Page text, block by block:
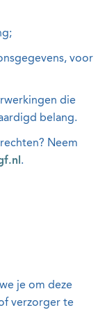
voor
die
belang.
Neem
.
je om deze
verzorger te